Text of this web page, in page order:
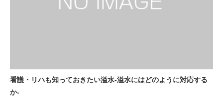
看護・リハも知っておきたい溢水-溢水にはどのように対応する
か-